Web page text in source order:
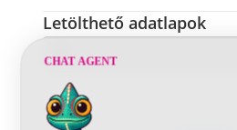
Letölthető adatlapok
CHAT AGENT